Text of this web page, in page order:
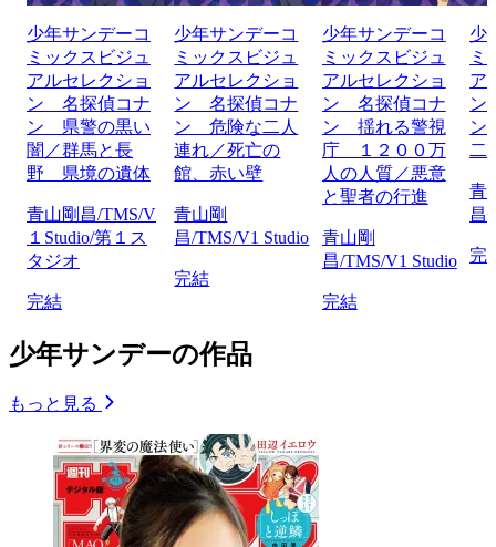
少年サンデーコ
ミックスビジュ
アルセレクショ
ン 名探偵コナ
ン 県警の黒い
闇／群馬と長
野 県境の遺体
青山剛昌/TMS/V
１Studio/第１ス
タジオ
完結
少年サンデーコ
ミックスビジュ
アルセレクショ
ン 名探偵コナ
ン 危険な二人
連れ／死亡の
館、赤い壁
青山剛
昌/TMS/V1 Studio
完結
少年サンデーコ
ミックスビジュ
アルセレクショ
ン 名探偵コナ
ン 揺れる警視
庁 １２００万
人の人質／悪意
と聖者の行進
青山剛
昌/TMS/V1 Studio
完結
少
ミ
ア
ン
ン
二
青
昌
完
少年サンデーの作品
もっと見る